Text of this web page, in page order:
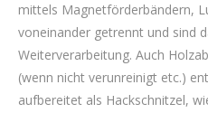
mittels Magnetförderbändern,
voneinander getrennt und sind
Weiterverarbeitung. Auch
(wenn nicht verunreinigt etc.)
aufbereitet als Hackschnitzel,